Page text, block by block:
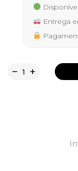
Disponível
Entrega